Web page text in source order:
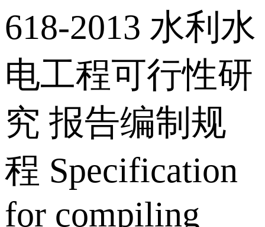
618-2013 水利水
电工程可行性研
究 报告编制规
程 Specification
for compiling